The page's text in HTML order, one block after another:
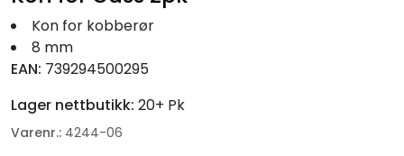
Kon for kobberør
8 mm
EAN: 739294500295
Lager nettbutikk: 20+ Pk
Varenr.: 4244-06
Fritid/Sikkerhet
Båtpleie/Opplag